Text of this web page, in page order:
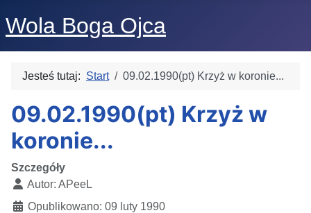
Wola Boga Ojca
Jesteś tutaj: Start 09.02.1990(pt) Krzyż w koronie...
09.02.1990(pt) Krzyż w
koronie...
Szczegóły
Autor: APeeL
Opublikowano: 09 luty 1990